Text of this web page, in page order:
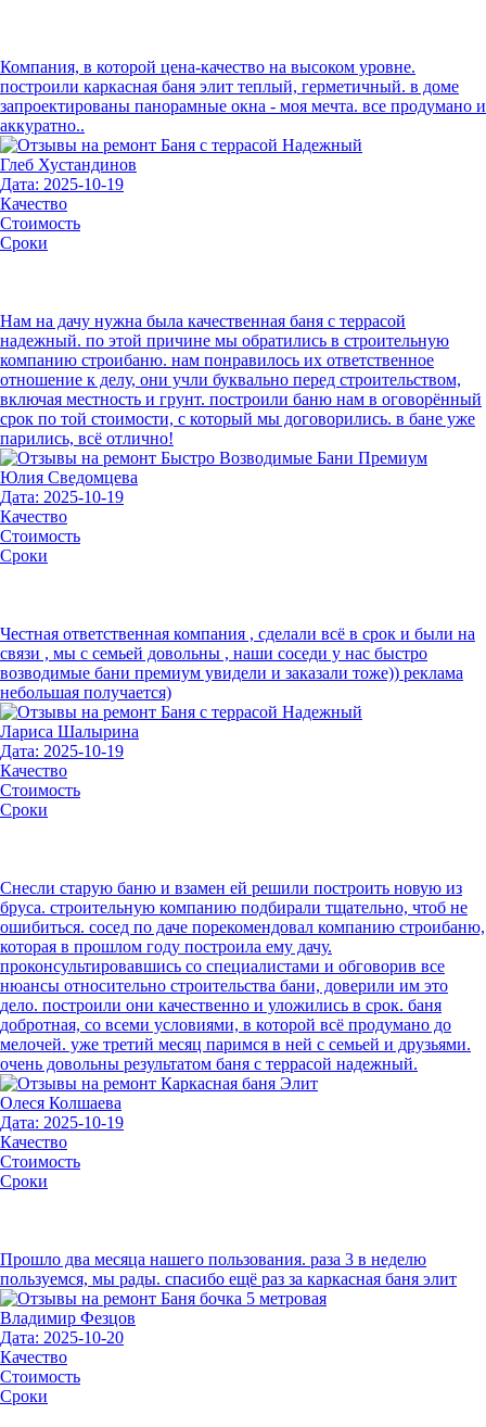
Компания, в которой цена-качество на высоком уровне.
построили каркасная баня элит теплый, герметичный. в доме
запроектированы панорамные окна - моя мечта. все продумано и
аккуратно..
Глеб Хустандинов
Дата: 2025-10-19
Качество
Стоимость
Сроки
Нам на дачу нужна была качественная баня с террасой
надежный. по этой причине мы обратились в строительную
компанию строибаню. нам понравилось их ответственное
отношение к делу, они учли буквально перед строительством,
включая местность и грунт. построили баню нам в оговорённый
срок по той стоимости, с который мы договорились. в бане уже
парились, всё отлично!
Юлия Сведомцева
Дата: 2025-10-19
Качество
Стоимость
Сроки
Честная ответственная компания , сделали всё в срок и были на
связи , мы с семьей довольны , наши соседи у нас быстро
возводимые бани премиум увидели и заказали тоже)) реклама
небольшая получается)
Лариса Шалырина
Дата: 2025-10-19
Качество
Стоимость
Сроки
Снесли старую баню и взамен ей решили построить новую из
бруса. строительную компанию подбирали тщательно, чтоб не
ошибиться. сосед по даче порекомендовал компанию строибаню,
которая в прошлом году построила ему дачу.
проконсультировавшись со специалистами и обговорив все
нюансы относительно строительства бани, доверили им это
дело. построили они качественно и уложились в срок. баня
добротная, со всеми условиями, в которой всё продумано до
мелочей. уже третий месяц паримся в ней с семьей и друзьями.
очень довольны результатом баня с террасой надежный.
Олеся Колшаева
Дата: 2025-10-19
Качество
Стоимость
Сроки
Прошло два месяца нашего пользования. раза 3 в неделю
пользуемся, мы рады. спасибо ещё раз за каркасная баня элит
Владимир Фезцов
Дата: 2025-10-20
Качество
Стоимость
Сроки